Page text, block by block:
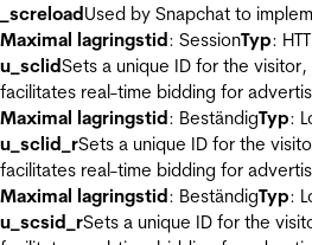
_screloadUsed by Snapchat to
Maximal lagringstid: SessionTyp:
u_sclidSets a unique ID for the
facilitates real-time bidding for
Maximal lagringstid: BeständigTyp:
u_sclid_rSets a unique ID for the
facilitates real-time bidding for
Maximal lagringstid: BeständigTyp:
u_scsid_rSets a unique ID for the